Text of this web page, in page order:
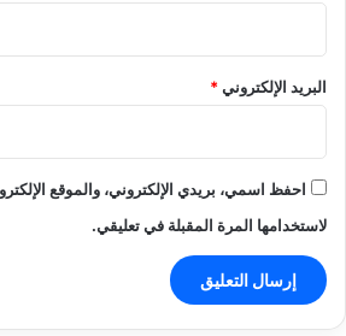
البريد الإلكتروني*
احفظ اسمي، بريدي الإلكتروني، والموقع
لاستخدامها المرة المقبلة في تعليقي.